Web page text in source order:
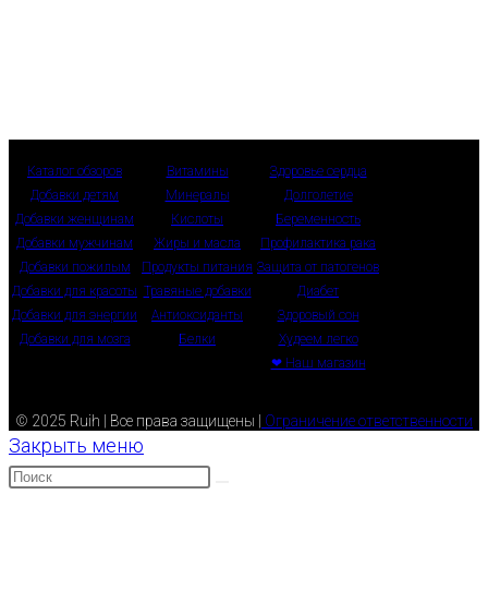
Каталог обзоров
Добавки детям
Добавки женщинам
Добавки мужчинам
Добавки пожилым
Добавки для красоты
Добавки для энергии
Добавки для мозга
Витамины
Минералы
Кислоты
Жиры и масла
Продукты питания
Травяные добавки
Антиоксиданты
Белки
Здоровье сердца
Долголетие
Беременность
Профилактика рака
Защита от патогенов
Диабет
Здоровый сон
Худеем легко
❤ Наш магазин
© 2025 Ruih | Все права защищены | Ограничение ответственности
Закрыть меню